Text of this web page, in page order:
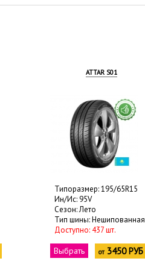
ATTAR S01
Типоразмер: 195/65R15
Ин/Ис: 95V
Сезон: Лето
Тип шины: Нешипованная
Доступно: 437 шт.
Выбрать от3450 РУБ